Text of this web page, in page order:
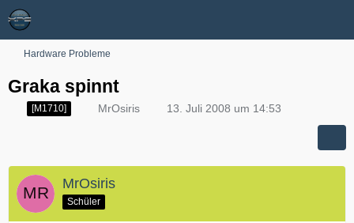
Hardware Probleme
Graka spinnt
[M1710] MrOsiris 13. Juli 2008 um 14:53
MrOsiris
Schüler